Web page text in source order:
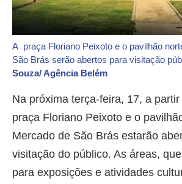
A praça Floriano Peixoto e o pavilhão
São Brás serão abertos para visitação
Souza/ Agência Belém
Na próxima terça-feira, 17, a
praça Floriano Peixoto e o
Mercado de São Brás estarão
visitação do público. As áreas,
para exposições e atividades